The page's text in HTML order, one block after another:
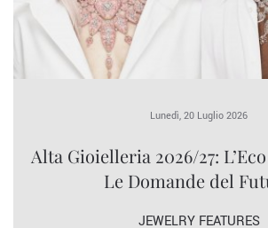
Lunedì, 20 Luglio 2026
Alta Gioielleria 2026/27:
Le Domande del
JEWELRY FEATURES